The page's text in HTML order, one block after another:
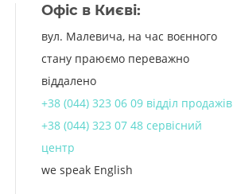
Офіс в Києві:
вул. Малевича, на час воєнного
стану праюємо переважно
віддалено
+38 (044) 323 06 09 відділ продажів
+38 (044) 323 07 48 сервісний
центр
we speak English